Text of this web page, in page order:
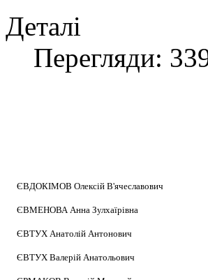
Деталі
Перегляди:
ЄВДОКІМОВ Олексій В'ячеславович
ЄВМЕНОВА Анна Зулхаїрівна
ЄВТУХ Анатолій Антонович
ЄВТУХ Валерій Анатольович